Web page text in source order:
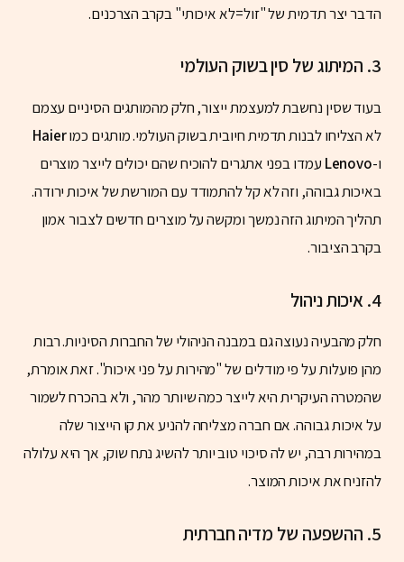
הדבר יצר תדמית של "זול=לא איכותי" בקרב הצרכנים.
3. המיתוג של סין בשוק העולמי
בעוד שסין נחשבת למעצמת ייצור, חלק מהמותגים הסיניים עצמם
לא הצליחו לבנות תדמית חיובית בשוק העולמי. מותגים כמוHaier
ו-Lenovo עמדו בפני אתגרים להוכיח שהם יכולים לייצר מוצרים
באיכות גבוהה, וזה לא קל להתמודד עם המורשת של איכות ירודה.
תהליך המיתוג הזה נמשך ומקשה על מוצרים חדשים לצבור אמון
בקרב הציבור.
4. איכות ניהול
חלק מהבעיה נעוצה גם במבנה הניהולי של החברות הסיניות. רבות
מהן פועלות על פי מודלים של "מהירות על פני איכות". זאת אומרת,
שהמטרה העיקרית היא לייצר כמה שיותר מהר, ולא בהכרח לשמור
על איכות גבוהה. אם חברה מצליחה להניע את קו הייצור שלה
במהירות רבה, יש לה סיכוי טוב יותר להשיג נתח שוק, אך היא עלולה
להזניח את איכות המוצר.
5. ההשפעה של מדיה חברתית